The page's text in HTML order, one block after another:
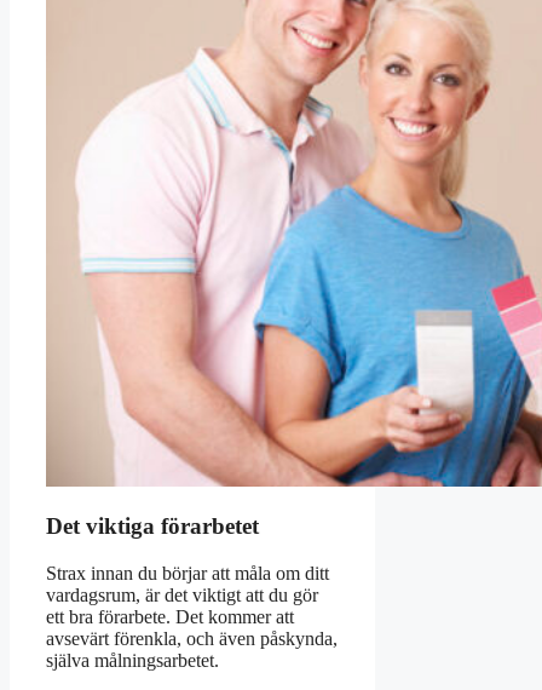
Det viktiga förarbetet
Strax innan du börjar att måla om ditt
vardagsrum, är det viktigt att du gör
ett bra förarbete. Det kommer att
avsevärt förenkla, och även påskynda,
själva målningsarbetet.